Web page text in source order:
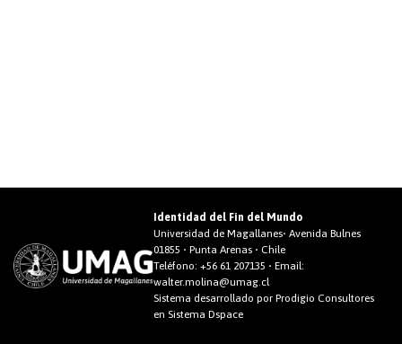
Identidad del Fin del Mundo
Universidad de Magallanes• Avenida Bulnes
01855 • Punta Arenas • Chile
Teléfono:+56 61 207135 • Email:
walter.molina@umag.cl
Sistema desarrollado por Prodigio Consultores
en Sistema Dspace